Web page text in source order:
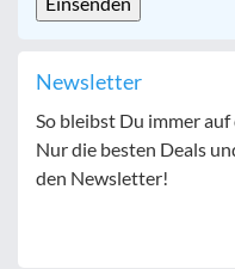
Newsletter
So bleibst Du immer
Nur die besten Deals
den Newsletter!